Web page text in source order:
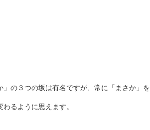
」の３つの坂は有名ですが、常に「まさか」を
るように思えます。